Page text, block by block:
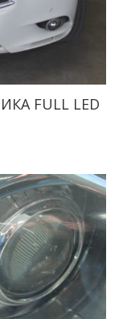
FULL LED